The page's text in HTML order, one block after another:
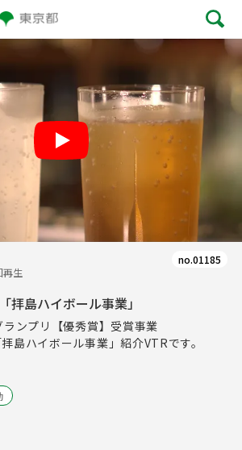
再生
no.01185
拝島ハイボール事業」
ンプリ【優秀賞】受賞事業
島ハイボール事業」紹介VTRです。